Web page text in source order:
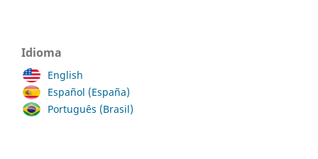
Idioma
English
Español (España)
Português (Brasil)